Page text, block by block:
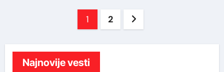
1 2
Najnovije vesti